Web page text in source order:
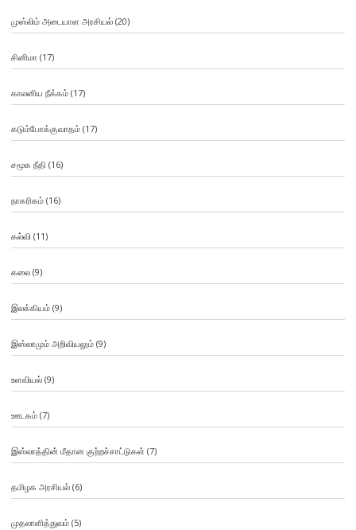
முஸ்லிம் அடையாள அரசியல்(20)
சினிமா (17)
காலனிய நீக்கம்(17)
கடும்போக்குவாதம்(17)
சமூக நீதி (16)
நாகரிகம்(16)
கல்வி (11)
கலை(9)
இலக்கியம்(9)
இஸ்லாமும் அறிவியலும்(9)
உளவியல்(9)
ஊடகம்(7)
இஸ்லாத்தின் மீதான குற்றச்சாட்டுகள் (7)
தமிழக அரசியல்(6)
முதலாளித்துவம்(5)